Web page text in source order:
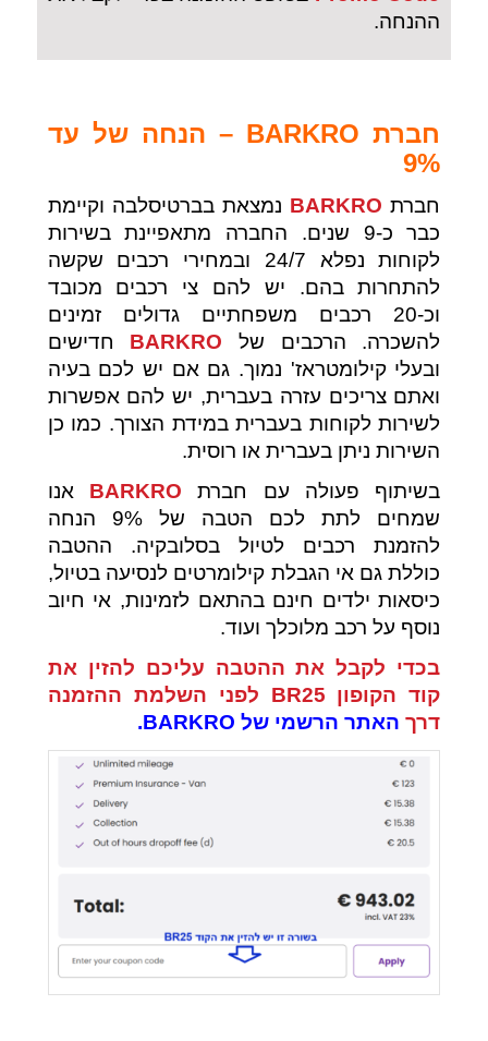
ההנחה.
חברת BARKRO – הנחה של עד
9%
חברת BARKRO נמצאת בברטיסלבה וקיימת
כבר כ-9 שנים. החברה מתאפיינת בשירות
לקוחות נפלא 24/7 ובמחירי רכבים שקשה
להתחרות בהם. יש להם צי רכבים מכובד
וכ-20 רכבים משפחתיים גדולים זמינים
להשכרה. הרכבים של BARKRO חדישים
ובעלי קילומטראז' נמוך. גם אם יש לכם בעיה
ואתם צריכים עזרה בעברית, יש להם אפשרות
לשירות לקוחות בעברית במידת הצורך. כמו כן
השירות ניתן בעברית או רוסית.
בשיתוף פעולה עם חברת BARKRO אנו
שמחים לתת לכם הטבה של 9% הנחה
להזמנת רכבים לטיול בסלובקיה. ההטבה
כוללת גם אי הגבלת קילומרטים לנסיעה בטיול,
כיסאות ילדים חינם בהתאם לזמינות, אי חיוב
נוסף על רכב מלוכלך ועוד.
בכדי לקבל את ההטבה עליכם להזין את
קוד הקופון BR25
לפני השלמת ההזמנה
דרך האתר הרשמי של BARKRO .